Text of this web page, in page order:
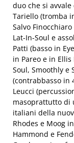
duo che si
Tariello (tromba
Salvo Finocchiaro
Lat-In-Soul e
Patti (basso in
in Pareo e in Ellis
Soul, Smoothly e
(contrabbasso in
Leucci
masoprattutto di
italiani della
Rhodes e Moog in
Hammond e